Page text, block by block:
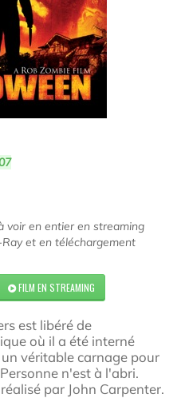
voir en entier en streaming
et en téléchargement
FILM EN STREAMING
est libéré de
où il a été interné
véritable carnage pour
n'est à l'abri.
par John Carpenter.